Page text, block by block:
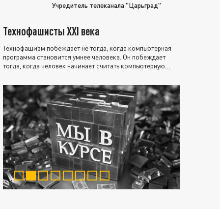
Учредитель телеканала "Царьград"
Технофашисты XXI века
Технофашизм побеждает не тогда, когда компьютерная
программа становится умнее человека. Он побеждает
тогда, когда человек начинает считать компьютерную